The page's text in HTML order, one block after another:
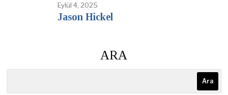
Eylül 4, 2025
Jason Hickel
ARA
Ara